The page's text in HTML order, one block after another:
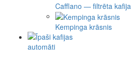
Cafflano — filtrēta kafija
Kempinga krāsnis